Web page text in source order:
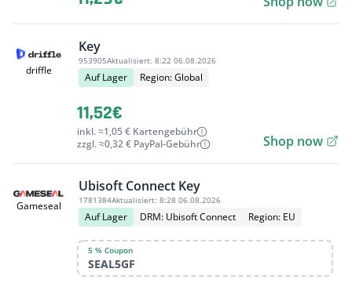
driffle
Key
953905Aktualisiert: 8:22 06.08.2026
Auf Lager Region: Global
11,52€
inkl. ≈1,05 € Kartengebühr
zzgl. ≈0,32 € PayPal-Gebühr
Shop now
Gameseal
Ubisoft Connect Key
1781384Aktualisiert: 8:28 06.08.2026
Auf Lager DRM: Ubisoft Connect Region: EU
5 % Coupon
SEAL5GF